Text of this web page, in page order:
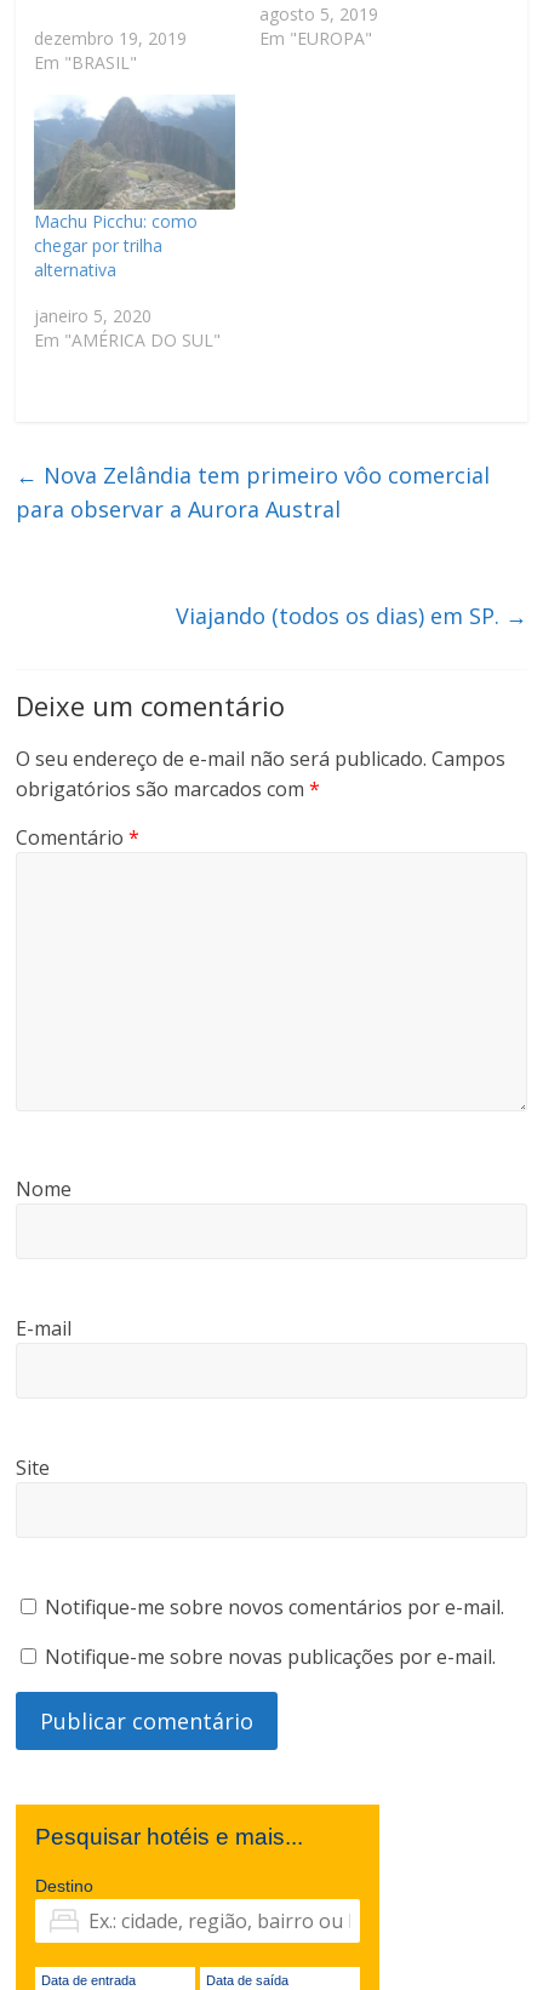
dezembro 19, 2019
Em "BRASIL"
agosto 5, 2019
Em "EUROPA"
Machu Picchu: como
chegar por trilha
alternativa
janeiro 5, 2020
Em "AMÉRICA DO SUL"
← Nova Zelândia tem primeiro vôo comercial
para observar a Aurora Austral
Viajando (todos os dias) em SP. →
Deixe um comentário
O seu endereço de e-mail não será publicado. Campos
obrigatórios são marcados com*
Comentário*
Nome
E-mail
Site
Notifique-me sobre novos comentários por e-mail.
Notifique-me sobre novas publicações por e-mail.
Pesquisar hotéis e mais...
Destino
Data de entrada Data de saída